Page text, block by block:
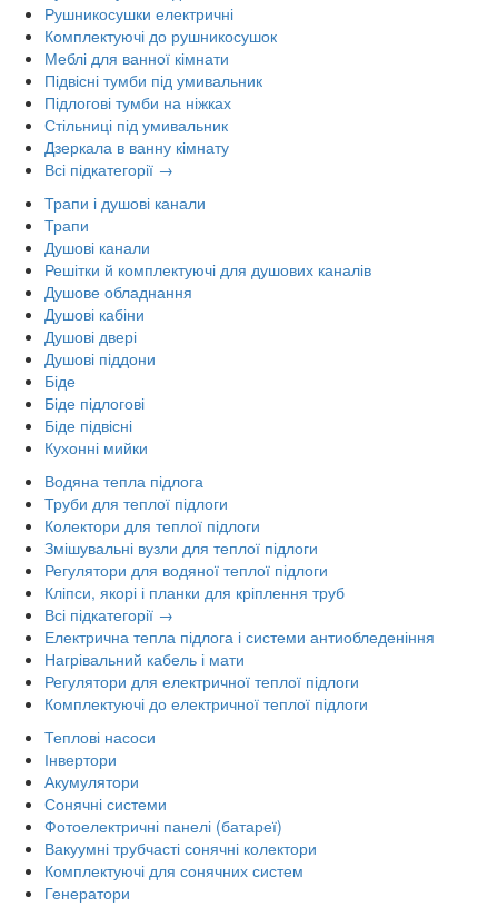
Рушникосушки електричні
Комплектуючі до рушникосушок
Меблі для ванної кімнати
Підвісні тумби під умивальник
Підлогові тумби на ніжках
Стільниці під умивальник
Дзеркала в ванну кімнату
Всі підкатегорії →
Трапи і душові канали
Трапи
Душові канали
Решітки й комплектуючі для душових каналів
Душове обладнання
Душові кабіни
Душові двері
Душові піддони
Біде
Біде підлогові
Біде підвісні
Кухонні мийки
Водяна тепла підлога
Труби для теплої підлоги
Колектори для теплої підлоги
Змішувальні вузли для теплої підлоги
Регулятори для водяної теплої підлоги
Кліпси, якорі і планки для кріплення труб
Всі підкатегорії →
Електрична тепла підлога і системи антиобледеніння
Нагрівальний кабель і мати
Регулятори для електричної теплої підлоги
Комплектуючі до електричної теплої підлоги
Теплові насоси
Інвертори
Акумулятори
Сонячні системи
Фотоелектричні панелі (батареї)
Вакуумні трубчасті сонячні колектори
Комплектуючі для сонячних систем
Генератори